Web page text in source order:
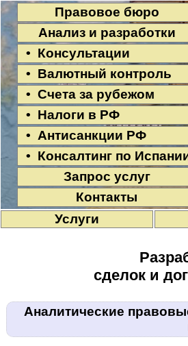
Правовое бюро
Анализ и разработки
• Консультации
• Валютный контроль
• Счета за рубежом
• Налоги в РФ
• Антисанкции РФ
• Консалтинг по
Запрос услуг
Контакты
Услуги
сделок и
Аналитические